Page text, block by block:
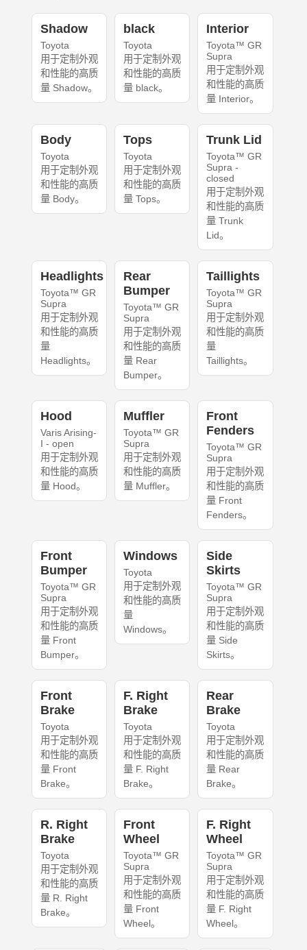
Shadow
Toyota
用于定制外观
和性能的高质
量 Shadow。
black
Toyota
用于定制外观
和性能的高质
量 black。
Interior
Toyota™ GR
Supra
用于定制外观
和性能的高质
量 Interior。
Body
Toyota
用于定制外观
和性能的高质
量 Body。
Tops
Toyota
用于定制外观
和性能的高质
量 Tops。
Trunk Lid
Toyota™ GR
Supra -
closed
用于定制外观
和性能的高质
量 Trunk
Lid。
Headlights
Toyota™ GR
Supra
用于定制外观
和性能的高质
量
Headlights。
Rear
Bumper
Toyota™ GR
Supra
用于定制外观
和性能的高质
量 Rear
Bumper。
Taillights
Toyota™ GR
Supra
用于定制外观
和性能的高质
量
Taillights。
Hood
Varis Arising-
I - open
用于定制外观
和性能的高质
量 Hood。
Muffler
Toyota™ GR
Supra
用于定制外观
和性能的高质
量 Muffler。
Front
Fenders
Toyota™ GR
Supra
用于定制外观
和性能的高质
量 Front
Fenders。
Front
Bumper
Toyota™ GR
Supra
用于定制外观
和性能的高质
量 Front
Bumper。
Windows
Toyota
用于定制外观
和性能的高质
量
Windows。
Side
Skirts
Toyota™ GR
Supra
用于定制外观
和性能的高质
量 Side
Skirts。
Front
Brake
Toyota
用于定制外观
和性能的高质
量 Front
Brake。
F. Right
Brake
Toyota
用于定制外观
和性能的高质
量 F. Right
Brake。
Rear
Brake
Toyota
用于定制外观
和性能的高质
量 Rear
Brake。
R. Right
Brake
Toyota
用于定制外观
和性能的高质
量 R. Right
Brake。
Front
Wheel
Toyota™ GR
Supra
用于定制外观
和性能的高质
量 Front
Wheel。
F. Right
Wheel
Toyota™ GR
Supra
用于定制外观
和性能的高质
量 F. Right
Wheel。